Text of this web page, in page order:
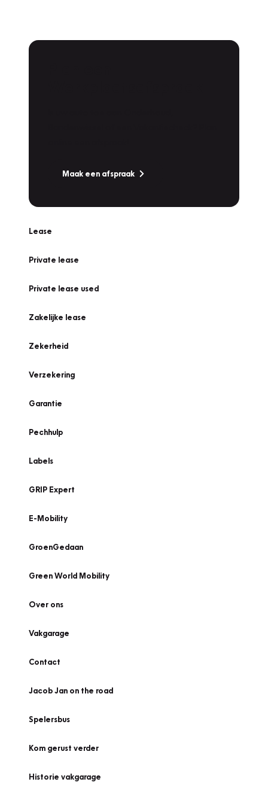
Maak een afspraak
Lease
Private lease
Private lease used
Zakelijke lease
Zekerheid
Verzekering
Garantie
Pechhulp
Labels
GRIP Expert
E-Mobility
GroenGedaan
Green World Mobility
Over ons
Vakgarage
Contact
Jacob Jan on the road
Spelersbus
Kom gerust verder
Historie vakgarage